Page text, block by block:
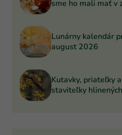
sme ho mali mať v
Lunárny kalendár
august 2026
Kutavky, priateľky
staviteľky